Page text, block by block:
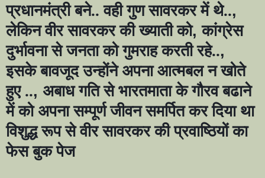
प्रधानमंत्री बने.. वही गुण सावरकर में थे..,
लेकिन वीर सावरकर की ख्याती को,कांग्रेस
दुर्भावना से जनता को गुमराह करती रहे..,
इसके बावजूद उन्होंने अपना आत्मबल न खोते
हुए .., अबाध गति से भारतमाता के गौरव बढाने
में को अपना सम्पूर्ण जीवन समर्पित कर दिया था
विशुद्ध रूप से वीर सावरकर की प्रवाष्ठियों का
फेस बुक पेज